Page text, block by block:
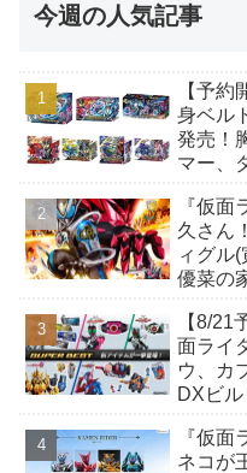
今週の人気記事
【予
身ベル
発売！
マー、
も！
『仮
久さん
ィグル(
優菜の
んも変
【8/
面ライ
ウ、カ
DXビ
か12点
『仮面
ネコが